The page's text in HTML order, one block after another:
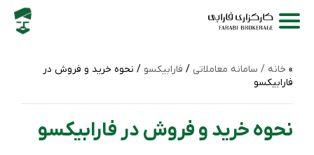
خانه / سامانه‌ معاملاتی / فارابیکسو / نحوه خرید و فروش در
فارابیکسو
نحوه خرید و فروش در فارابیکسو